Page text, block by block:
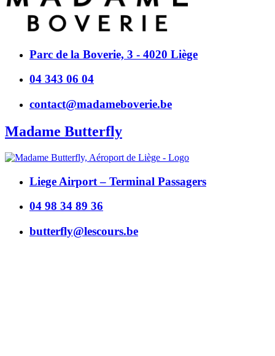
Parc de la Boverie, 3 - 4020 Liège
04 343 06 04
contact@madameboverie.be
Madame Butterfly
Liege Airport – Terminal Passagers
04 98 34 89 36
butterfly@lescours.be